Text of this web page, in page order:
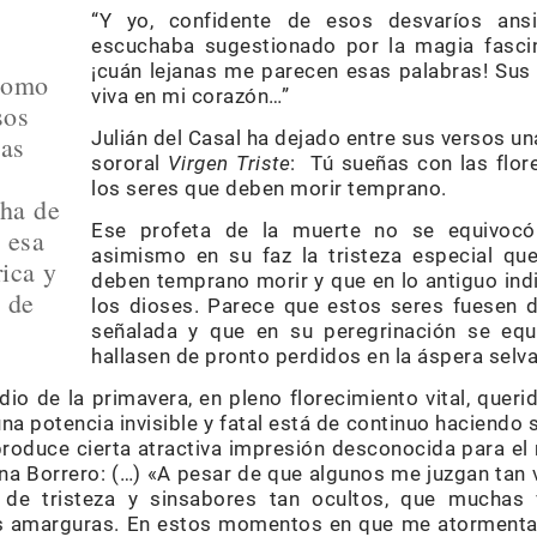
de
y
“Y yo, confidente de esos desvaríos
escuchaba sugestionado por la magia
¡cuán lejanas me parecen esas palabras!
viva en mi corazón…”
Julián del Casal ha dejado entre sus versos
sororal Virgen Triste: Tú sueñas con las
los seres que deben morir temprano.
Ese profeta de la muerte no se
asimismo en su faz la tristeza especial
deben temprano morir y que en lo antiguo
los dioses. Parece que estos seres fuesen
señalada y que en su peregrinación se
hallasen de pronto perdidos en la áspera
de la primavera, en pleno florecimiento vital,
potencia invisible y fatal está de continuo haciendo
cierta atractiva impresión desconocida para el
Borrero: (…) «A pesar de que algunos me juzgan tan
tristeza y sinsabores tan ocultos, que muchas
En estos momentos en que me